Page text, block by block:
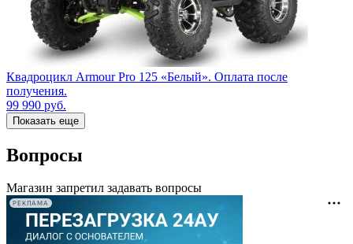
Квадроцикл Armour Pro 125 «Белый». Оплата после
получения.
99 990 руб.
Показать еще
Вопросы
Магазин запретил задавать вопросы
РЕКЛАМА